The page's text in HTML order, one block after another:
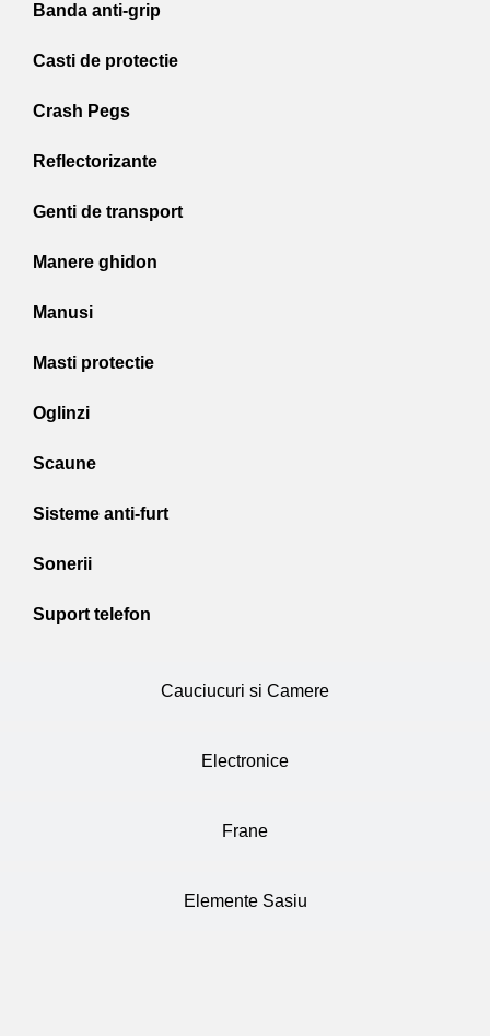
Cauciucuri si Camere
Electronice
Frane
Elemente Sasiu
Banda anti-grip
Casti de protectie
Crash Pegs
Reflectorizante
Genti de transport
Manere ghidon
Manusi
Masti protectie
Oglinzi
Scaune
Sisteme anti-furt
Sonerii
Suport telefon